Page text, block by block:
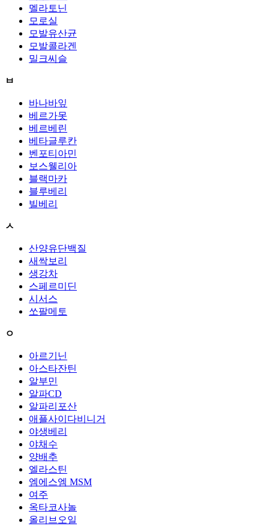
멜라토닌
모로실
모발유산균
모발콜라겐
밀크씨슬
ㅂ
바나바잎
베르가못
베르베린
베타글루칸
벤포티아민
보스웰리아
블랙마카
블루베리
빌베리
ㅅ
산양유단백질
새싹보리
생강차
스페르미딘
시서스
쏘팔메토
ㅇ
아르기닌
아스타잔틴
알부민
알파CD
알파리포산
애플사이다비니거
야생베리
야채수
양배추
엘라스틴
엠에스엠 MSM
여주
옥타코사놀
올리브오일